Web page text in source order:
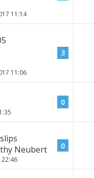
11:14
11:06
3
0
Neubert
22:46
0